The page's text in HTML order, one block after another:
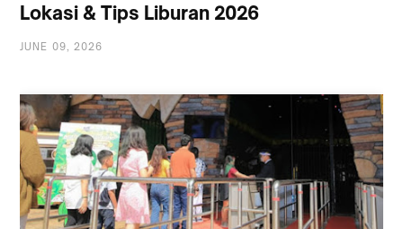
Lokasi & Tips Liburan 2026
JUNE 09, 2026